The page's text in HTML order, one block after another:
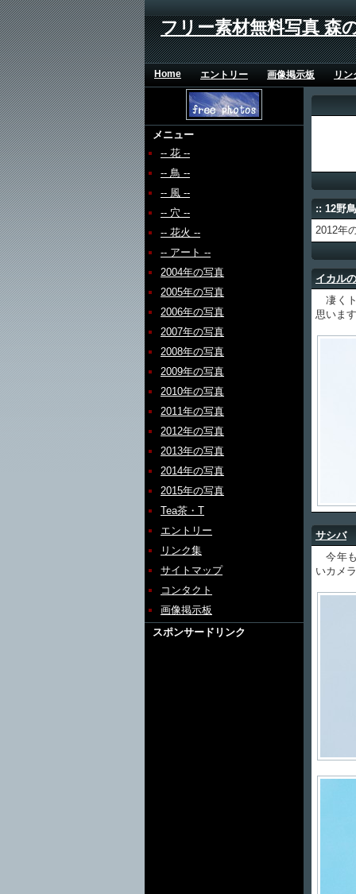
フリー素材無料写真 森
Home エントリー 画像掲示板 リン
メニュー
-- 花 --
-- 鳥 --
-- 風 --
-- 穴 --
-- 花火 --
-- アート --
2004年の写真
2005年の写真
2006年の写真
2007年の写真
2008年の写真
2009年の写真
2010年の写真
2011年の写真
2012年の写真
2013年の写真
2014年の写真
2015年の写真
Tea茶・T
エントリー
リンク集
サイトマップ
コンタクト
画像掲示板
スポンサードリンク
:: 12野鳥
2012年
イカル
凄くト
思いま
サシバ
今年も
いカメ